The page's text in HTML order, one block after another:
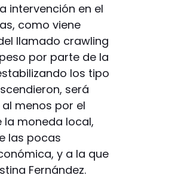
intervención en el
como viene
llamado crawling
por parte de la
los tipo
será
menos por el
moneda local,
las pocas
y a la que
Fernández.